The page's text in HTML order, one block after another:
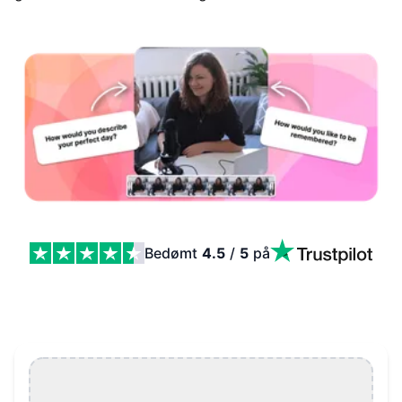
Bedømt 4.5 / 5 på